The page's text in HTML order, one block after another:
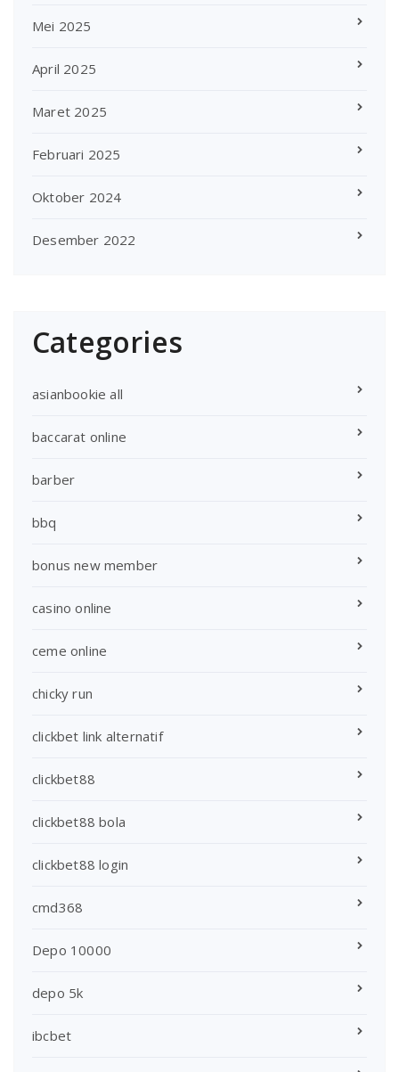
Mei 2025
April 2025
Maret 2025
Februari 2025
Oktober 2024
Desember 2022
Categories
asianbookie all
baccarat online
barber
bbq
bonus new member
casino online
ceme online
chicky run
clickbet link alternatif
clickbet88
clickbet88 bola
clickbet88 login
cmd368
Depo 10000
depo 5k
ibcbet